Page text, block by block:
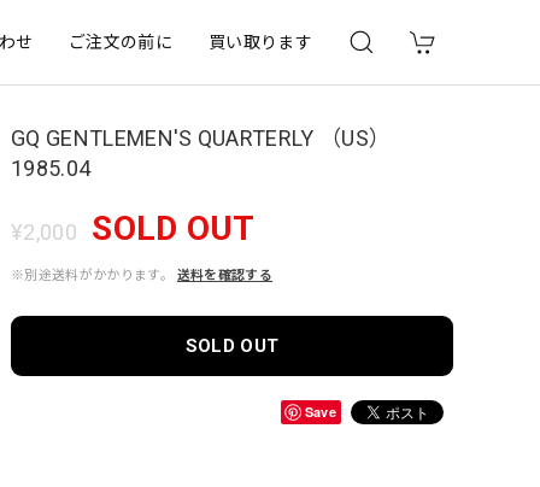
せ ご注文の前に 買い取ります
GQ GENTLEMEN'S QUARTERLY （US）
1985.04
¥2,000 SOLD OUT
※別途送料がかかります。 送料を確認する
SOLD OUT
Save